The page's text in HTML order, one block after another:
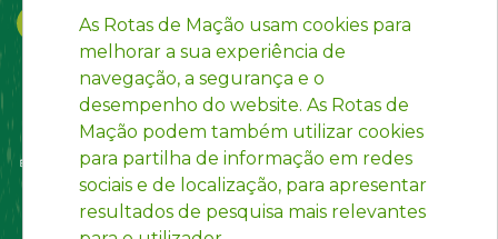
As Rotas de Mação usam cookies para
melhorar a sua experiência de
navegação, a segurança e o
desempenho do website. As Rotas de
Mação podem também utilizar cookies
para partilha de informação em redes
sociais e de localização, para apresentar
resultados de pesquisa mais relevantes